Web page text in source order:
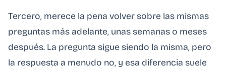
Tercero, merece la pena volver sobre las mismas
preguntas más adelante, unas semanas o meses
después. La pregunta sigue siendo la misma, pero
la respuesta a menudo no, y esa diferencia suele